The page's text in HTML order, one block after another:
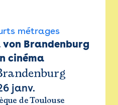
métrages
Brandenburg
cinéma
janv.
de Toulouse